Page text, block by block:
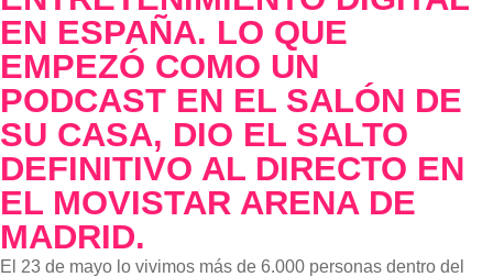
EN ESPAÑA. LO QUE
EMPEZÓ COMO UN
PODCAST EN EL SALÓN DE
SU CASA, DIO EL SALTO
DEFINITIVO AL DIRECTO EN
EL MOVISTAR ARENA DE
MADRID.
El 23 de mayo lo vivimos más de 6.000 personas dentro del